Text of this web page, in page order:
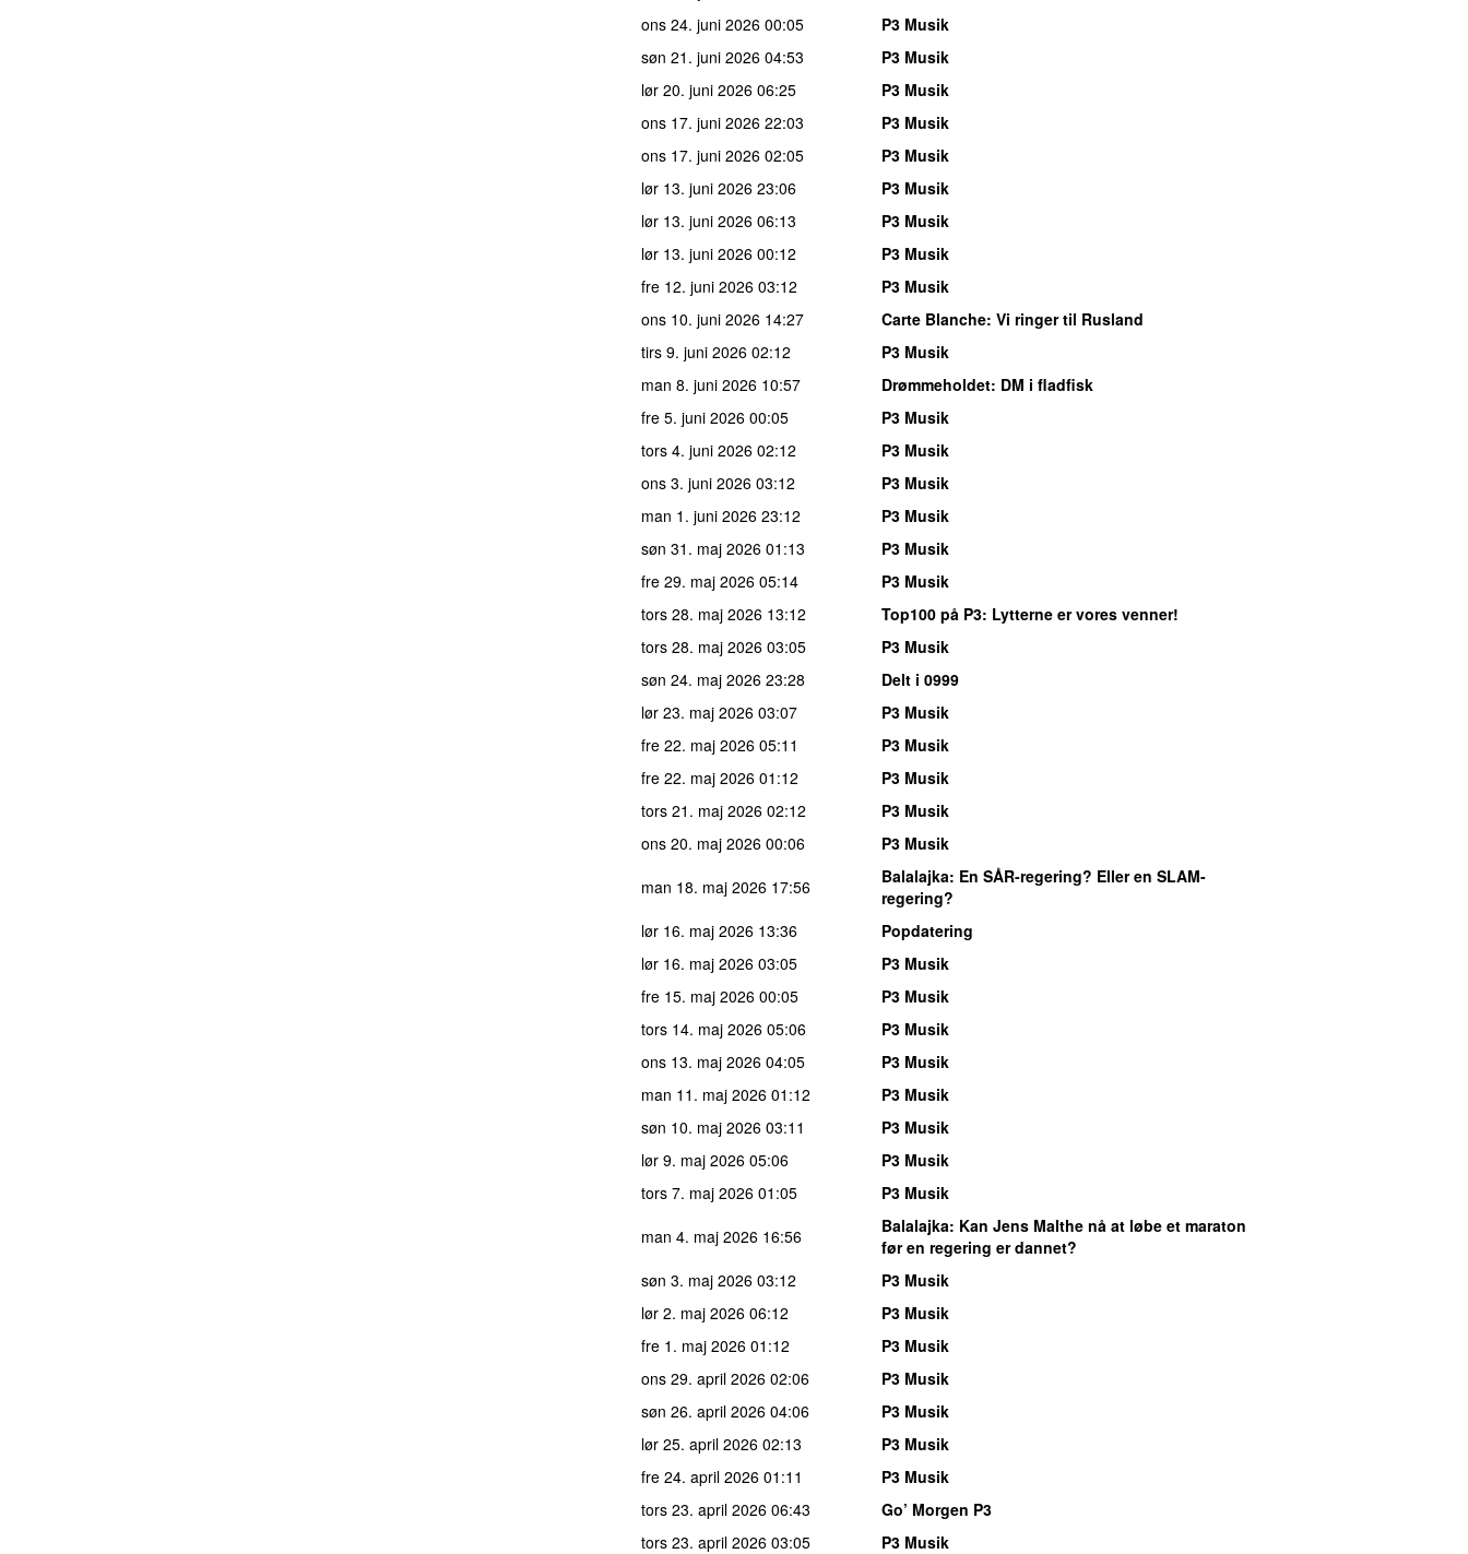
ons 24. juni 2026 00:05
P3 Musik
søn 21. juni 2026 04:53
P3 Musik
lør 20. juni 2026 06:25
P3 Musik
ons 17. juni 2026 22:03
P3 Musik
ons 17. juni 2026 02:05
P3 Musik
lør 13. juni 2026 23:06
P3 Musik
lør 13. juni 2026 06:13
P3 Musik
lør 13. juni 2026 00:12
P3 Musik
fre 12. juni 2026 03:12
P3 Musik
ons 10. juni 2026 14:27 Carte Blanche: Vi ringer til Rusland
tirs 9. juni 2026 02:12
P3 Musik
man 8. juni 2026 10:57 Drømmeholdet: DM i fladfisk
fre 5. juni 2026 00:05
P3 Musik
tors 4. juni 2026 02:12
P3 Musik
ons 3. juni 2026 03:12
P3 Musik
man 1. juni 2026 23:12
P3 Musik
søn 31. maj 2026 01:13
P3 Musik
fre 29. maj 2026 05:14
P3 Musik
tors 28. maj 2026 13:12 Top100 på P3: Lytterne er vores venner!
tors 28. maj 2026 03:05
P3 Musik
søn 24. maj 2026 23:28
Delt i 0999
lør 23. maj 2026 03:07
P3 Musik
fre 22. maj 2026 05:11
P3 Musik
fre 22. maj 2026 01:12
P3 Musik
tors 21. maj 2026 02:12
P3 Musik
ons 20. maj 2026 00:06
P3 Musik
man 18. maj 2026 17:56 Balalajka: En SÅR-regering? Eller en SLAM-
regering?
lør 16. maj 2026 13:36
Popdatering
lør 16. maj 2026 03:05
P3 Musik
fre 15. maj 2026 00:05
P3 Musik
tors 14. maj 2026 05:06
P3 Musik
ons 13. maj 2026 04:05
P3 Musik
man 11. maj 2026 01:12
P3 Musik
søn 10. maj 2026 03:11
P3 Musik
lør 9. maj 2026 05:06
P3 Musik
tors 7. maj 2026 01:05
P3 Musik
man 4. maj 2026 16:56 Balalajka: Kan Jens Malthe nå at løbe et maraton
før en regering er dannet?
søn 3. maj 2026 03:12
P3 Musik
lør 2. maj 2026 06:12
P3 Musik
fre 1. maj 2026 01:12
P3 Musik
ons 29. april 2026 02:06
P3 Musik
søn 26. april 2026 04:06
P3 Musik
lør 25. april 2026 02:13
P3 Musik
fre 24. april 2026 01:11
P3 Musik
tors 23. april 2026 06:43
Go’ Morgen P3
tors 23. april 2026 03:05
P3 Musik